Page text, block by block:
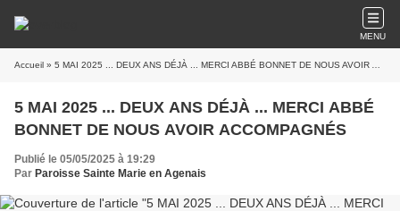
MENU
Accueil » 5 MAI 2025 ... DEUX ANS DÉJÀ ... MERCI ABBÉ BONNET DE NOUS AVOIR ACCOMPAGNÉS
5 MAI 2025 ... DEUX ANS DÉJÀ ... MERCI ABBÉ
BONNET DE NOUS AVOIR ACCOMPAGNÉS
Publié le 05/05/2025 à 19:29
Par Paroisse Sainte Marie en Agenais